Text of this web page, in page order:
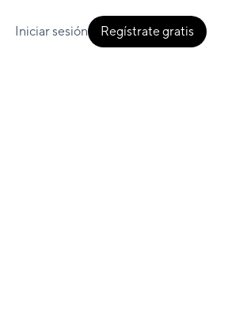
Iniciar sesión Regístrate gratis